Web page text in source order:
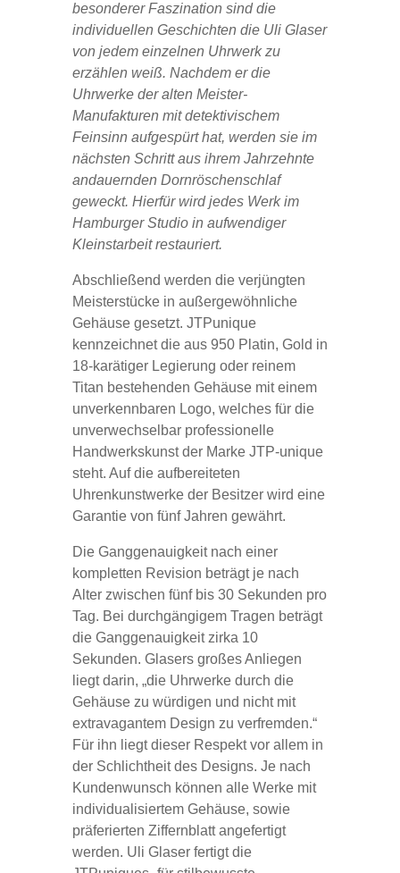
besonderer Faszination sind die
individuellen Geschichten die Uli Glaser
von jedem einzelnen Uhrwerk zu
erzählen weiß. Nachdem er die
Uhrwerke der alten Meister-
Manufakturen mit detektivischem
Feinsinn aufgespürt hat, werden sie im
nächsten Schritt aus ihrem Jahrzehnte
andauernden Dornröschenschlaf
geweckt. Hierfür wird jedes Werk im
Hamburger Studio in aufwendiger
Kleinstarbeit restauriert.
Abschließend werden die verjüngten
Meisterstücke in außergewöhnliche
Gehäuse gesetzt. JTPunique
kennzeichnet die aus 950 Platin, Gold in
18-karätiger Legierung oder reinem
Titan bestehenden Gehäuse mit einem
unverkennbaren Logo, welches für die
unverwechselbar professionelle
Handwerkskunst der Marke JTP-unique
steht. Auf die aufbereiteten
Uhrenkunstwerke der Besitzer wird eine
Garantie von fünf Jahren gewährt.
Die Ganggenauigkeit nach einer
kompletten Revision beträgt je nach
Alter zwischen fünf bis 30 Sekunden pro
Tag. Bei durchgängigem Tragen beträgt
die Ganggenauigkeit zirka 10
Sekunden. Glasers großes Anliegen
liegt darin, „die Uhrwerke durch die
Gehäuse zu würdigen und nicht mit
extravagantem Design zu verfremden.“
Für ihn liegt dieser Respekt vor allem in
der Schlichtheit des Designs. Je nach
Kundenwunsch können alle Werke mit
individualisiertem Gehäuse, sowie
präferierten Ziffernblatt angefertigt
werden. Uli Glaser fertigt die